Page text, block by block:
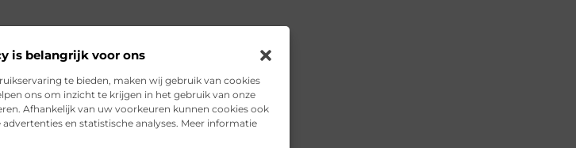
is belangrijk voor ons
te bieden, maken wij gebruik van cookies
ons om inzicht te krijgen in het gebruik van onze
Afhankelijk van uw voorkeuren kunnen cookies ook
en statistische analyses. Meer informatie
geschikt? ▼